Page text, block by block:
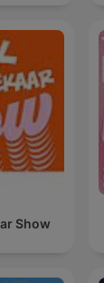
Show